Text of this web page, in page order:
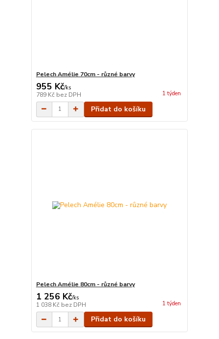
Pelech Amélie 70cm - různé barvy
955 Kč/ks
789 Kč bez DPH 1 týden
Přidat do košíku
Pelech Amélie 80cm - různé barvy
1 256 Kč/ks
1 038 Kč bez DPH 1 týden
Přidat do košíku